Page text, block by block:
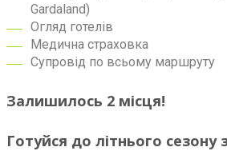
Gardaland)
Огляд готелів
Медична страховка
Супровід по всьому маршруту
Залишилось 2 місця!
Готуйся до літнього сезону